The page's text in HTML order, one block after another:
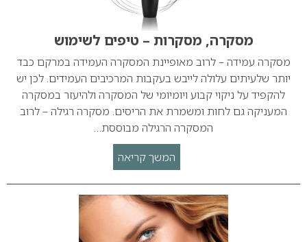
מסקרה, מסקרות – טיפים לשימוש
מסקרה עמידה – לרוב מאופיינת המסקרה העמידה במרקם כבד
יותר שלעיתים עלולה לייבש בעקבות המרכיבים העמידים. לכן יש
להקפיד על ניקוי קבוע ויומיומי של המסקרה ולהיעזר במסקרה
המעניקה גם לחות ומשמרת את הריסים. מסקרה רגילה – לרוב
המסקרה הרגילה מבוססת…
המשך קריאה